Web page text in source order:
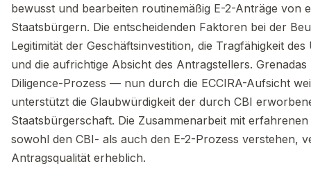
bewusst und bearbeiten routinemäßig E-2-Anträge von
Staatsbürgern. Die entscheidenden Faktoren bei der
Legitimität der Geschäftsinvestition, die Tragfähigkeit
und die aufrichtige Absicht des Antragstellers.
Diligence-Prozess — nun durch die ECCIRA-Aufsicht
unterstützt die Glaubwürdigkeit der durch CBI
Staatsbürgerschaft. Die Zusammenarbeit mit
sowohl den CBI- als auch den E-2-Prozess verstehen,
Antragsqualität erheblich.